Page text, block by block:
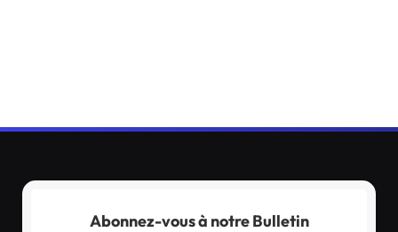
Abonnez-vous à notre Bulletin